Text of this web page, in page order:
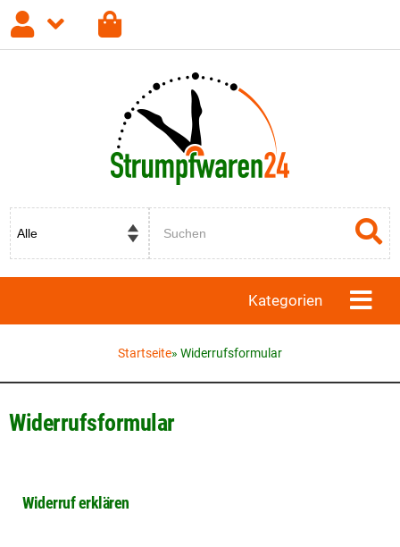
Registrieren Passwort vergessen?
Kategorien
Startseite» Widerrufsformular
Widerrufsformular
Widerruf erklären